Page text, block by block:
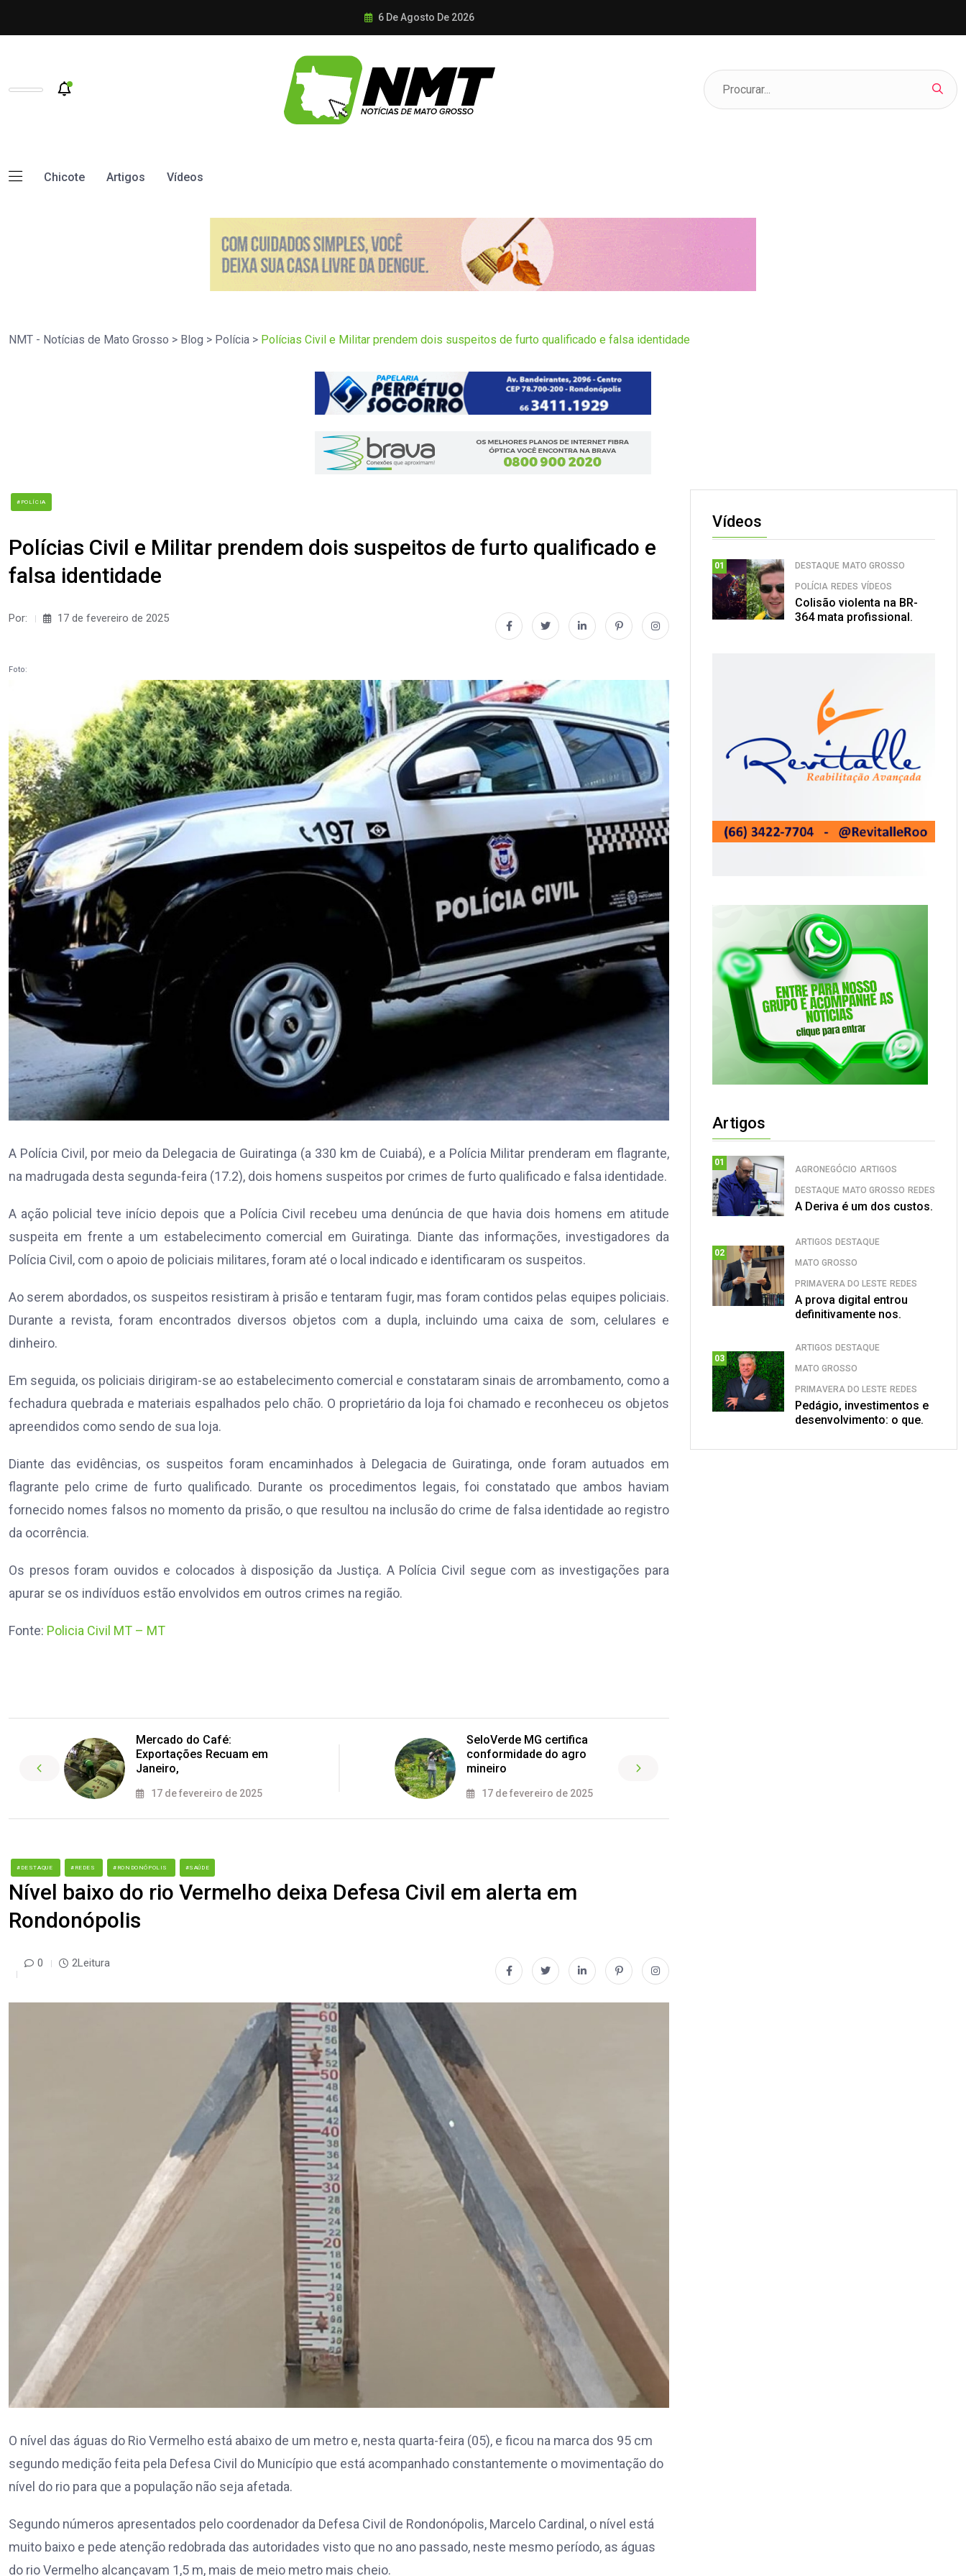
6 De Agosto De 2026
Chicote Artigos Vídeos
NMT - Notícias de Mato Grosso > Blog > Polícia > Polícias Civil e Militar prendem dois suspeitos de furto qualificado e falsa identidade
#POLÍCIA
Polícias Civil e Militar prendem dois suspeitos de furto qualificado e
falsa identidade
Por: 17 de fevereiro de 2025
Foto:
A Polícia Civil, por meio da Delegacia de Guiratinga (a 330 km de Cuiabá), e a Polícia Militar prenderam em flagrante,
na madrugada desta segunda-feira (17.2), dois homens suspeitos por crimes de furto qualificado e falsa identidade.
A ação policial teve início depois que a Polícia Civil recebeu uma denúncia de que havia dois homens em atitude
suspeita em frente a um estabelecimento comercial em Guiratinga. Diante das informações, investigadores da
Polícia Civil, com o apoio de policiais militares, foram até o local indicado e identificaram os suspeitos.
Ao serem abordados, os suspeitos resistiram à prisão e tentaram fugir, mas foram contidos pelas equipes policiais.
Durante a revista, foram encontrados diversos objetos com a dupla, incluindo uma caixa de som, celulares e
dinheiro.
Em seguida, os policiais dirigiram-se ao estabelecimento comercial e constataram sinais de arrombamento, como a
fechadura quebrada e materiais espalhados pelo chão. O proprietário da loja foi chamado e reconheceu os objetos
apreendidos como sendo de sua loja.
Diante das evidências, os suspeitos foram encaminhados à Delegacia de Guiratinga, onde foram autuados em
flagrante pelo crime de furto qualificado. Durante os procedimentos legais, foi constatado que ambos haviam
fornecido nomes falsos no momento da prisão, o que resultou na inclusão do crime de falsa identidade ao registro
da ocorrência.
Os presos foram ouvidos e colocados à disposição da Justiça. A Polícia Civil segue com as investigações para
apurar se os indivíduos estão envolvidos em outros crimes na região.
Fonte: Policia Civil MT – MT
Mercado do Café:
Exportações Recuam em
Janeiro,
17 de fevereiro de 2025
SeloVerde MG certifica
conformidade do agro
mineiro
17 de fevereiro de 2025
#DESTAQUE #REDES #RONDONÓPOLIS #SAÚDE
Nível baixo do rio Vermelho deixa Defesa Civil em alerta em
Rondonópolis
0 2Leitura
O nível das águas do Rio Vermelho está abaixo de um metro e, nesta quarta-feira (05), e ficou na marca dos 95 cm
segundo medição feita pela Defesa Civil do Município que está acompanhado constantemente o movimentação do
nível do rio para que a população não seja afetada.
Segundo números apresentados pelo coordenador da Defesa Civil de Rondonópolis, Marcelo Cardinal, o nível está
muito baixo e pede atenção redobrada das autoridades visto que no ano passado, neste mesmo período, as águas
do rio Vermelho alcançavam 1,5 m, mais de meio metro mais cheio.
Vídeos
01 DESTAQUE MATO GROSSO
POLÍCIA REDES VÍDEOS
Colisão violenta na BR-
364 mata profissional.
Artigos
01
AGRONEGÓCIO ARTIGOS
DESTAQUE MATO GROSSO REDES
A Deriva é um dos custos.
02
ARTIGOS DESTAQUE
MATO GROSSO
PRIMAVERA DO LESTE REDES
A prova digital entrou
definitivamente nos.
03
ARTIGOS DESTAQUE
MATO GROSSO
PRIMAVERA DO LESTE REDES
Pedágio, investimentos e
desenvolvimento: o que.